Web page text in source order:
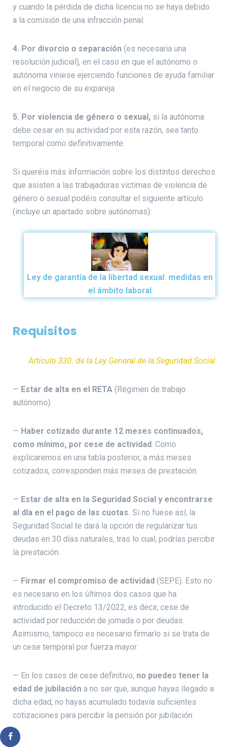
y cuando la pérdida de dicha licencia no se haya debido
a la comisión de una infracción penal.
4. Por divorcio o separación (es necesaria una
resolución judicial), en el caso en que el autónomo o
autónoma viniese ejerciendo funciones de ayuda familiar
en el negocio de su expareja.
5. Por violencia de género o sexual, si la autónoma
debe cesar en su actividad por esta razón, sea tanto
temporal como definitivamente.
Si queréis más información sobre los distintos derechos
que asisten a las trabajadoras víctimas de violencia de
género o sexual podéis consultar el siguiente artículo
(incluye un apartado sobre autónomas):
Ley de garantía de la libertad sexual: medidas en
el ámbito laboral
Requisitos
Artículo 330. de la Ley General de la Seguridad Social
— Estar de alta en el RETA (Régimen de trabajo
autónomo)
— Haber cotizado durante 12 meses continuados,
como mínimo, por cese de actividad . Como
explicaremos en una tabla posterior, a más meses
cotizados, corresponden más meses de prestación.
— Estar de alta en la Seguridad Social y encontrarse
al día en el pago de las cuotas. Si no fuese así, la
Seguridad Social te dará la opción de regularizar tus
deudas en 30 días naturales, tras lo cual, podrías percibir
la prestación.
— Firmar el compromiso de actividad (SEPE). Esto no
es necesario en los últimos dos casos que ha
introducido el Decreto 13/2022, es decir, cese de
actividad por reducción de jornada o por deudas.
Asimismo, tampoco es necesario firmarlo si se trata de
un cese temporal por fuerza mayor.
— En los casos de cese definitivo, no puedes tener la
edad de jubilación a no ser que, aunque hayas llegado a
dicha edad, no hayas acumulado todavía suficientes
cotizaciones para percibir la pensión por jubilación.